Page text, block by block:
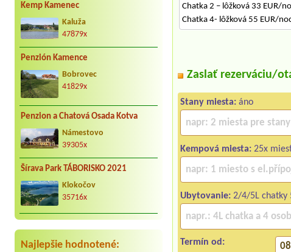
Kemp Kamenec
Kaluža
47879x
Penzión Kamence
Bobrovec
41829x
Penzion a Chatová Osada Kotva
Námestovo
39305x
Šírava Park TÁBORISKO 2021
Klokočov
35716x
Najlepšie hodnotené:
Chatka 2 – lôžková 33 EUR/
Chatka 4- lôžková 55 EUR/
Zaslať rezerváciu/
Stany miesta: áno
Kempová miesta: 25x
Ubytovanie: 2/4/5L chatky
Termín od: